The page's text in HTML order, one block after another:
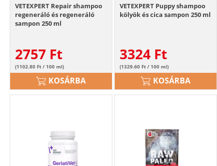
VETEXPERT Repair shampoo
regeneráló és regeneráló
sampon 250 ml
2757 Ft
(1102.80 Ft / 100 ml)
KOSÁRBA
VETEXPERT Puppy shampoo
kölyök és cica sampon 250 ml
3324 Ft
(1329.60 Ft / 100 ml)
KOSÁRBA